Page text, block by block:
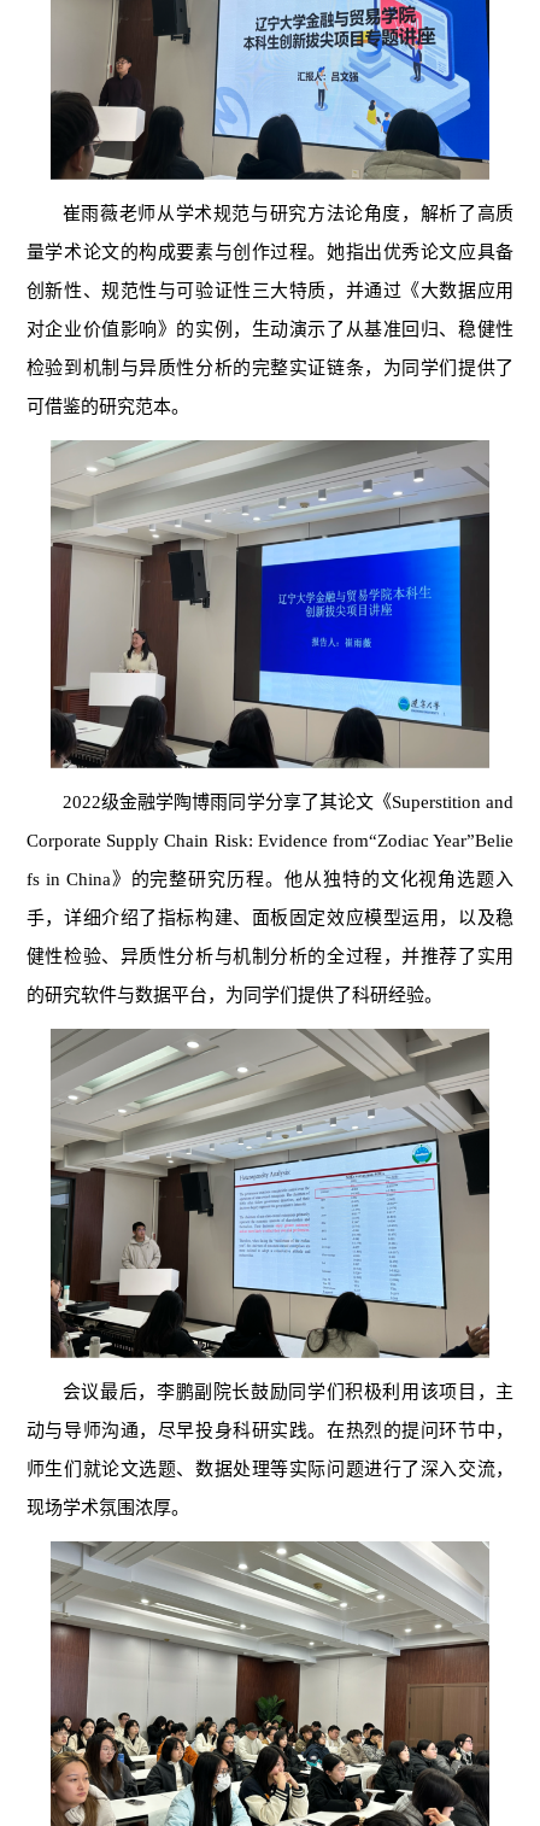
崔雨薇老师从学术规范与研究方法论角度，解析了高质
量学术论文的构成要素与创作过程。她指出优秀论文应具备
创新性、规范性与可验证性三大特质，并通过《大数据应用
对企业价值影响》的实例，生动演示了从基准回归、稳健性
检验到机制与异质性分析的完整实证链条，为同学们提供了
可借鉴的研究范本。
2022级金融学陶博雨同学分享了其论文《Superstition and
Corporate Supply Chain Risk: Evidence from“Zodiac Year”Belie
fs in China》的完整研究历程。他从独特的文化视角选题入
手，详细介绍了指标构建、面板固定效应模型运用，以及稳
健性检验、异质性分析与机制分析的全过程，并推荐了实用
的研究软件与数据平台，为同学们提供了科研经验。
会议最后，李鹏副院长鼓励同学们积极利用该项目，主
动与导师沟通，尽早投身科研实践。在热烈的提问环节中，
师生们就论文选题、数据处理等实际问题进行了深入交流，
现场学术氛围浓厚。